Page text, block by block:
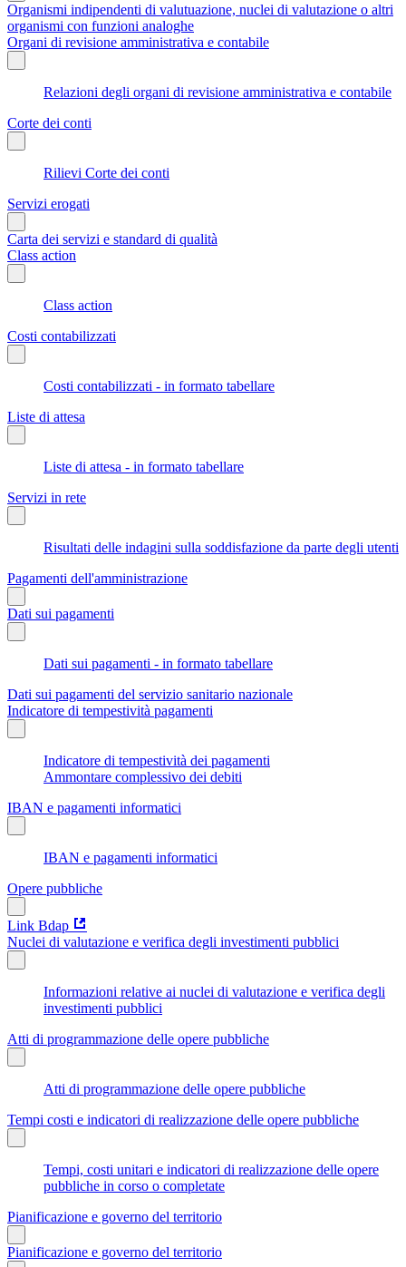
Organismi indipendenti di valutuazione, nuclei di valutazione o altri
organismi con funzioni analoghe
Organi di revisione amministrativa e contabile
Relazioni degli organi di revisione amministrativa e contabile
Corte dei conti
Rilievi Corte dei conti
Servizi erogati
Carta dei servizi e standard di qualità
Class action
Class action
Costi contabilizzati
Costi contabilizzati - in formato tabellare
Liste di attesa
Liste di attesa - in formato tabellare
Servizi in rete
Risultati delle indagini sulla soddisfazione da parte degli utenti
Pagamenti dell'amministrazione
Dati sui pagamenti
Dati sui pagamenti - in formato tabellare
Dati sui pagamenti del servizio sanitario nazionale
Indicatore di tempestività pagamenti
Indicatore di tempestività dei pagamenti
Ammontare complessivo dei debiti
IBAN e pagamenti informatici
IBAN e pagamenti informatici
Opere pubbliche
Link Bdap
Nuclei di valutazione e verifica degli investimenti pubblici
Informazioni relative ai nuclei di valutazione e verifica degli
investimenti pubblici
Atti di programmazione delle opere pubbliche
Atti di programmazione delle opere pubbliche
Tempi costi e indicatori di realizzazione delle opere pubbliche
Tempi, costi unitari e indicatori di realizzazione delle opere
pubbliche in corso o completate
Pianificazione e governo del territorio
Pianificazione e governo del territorio